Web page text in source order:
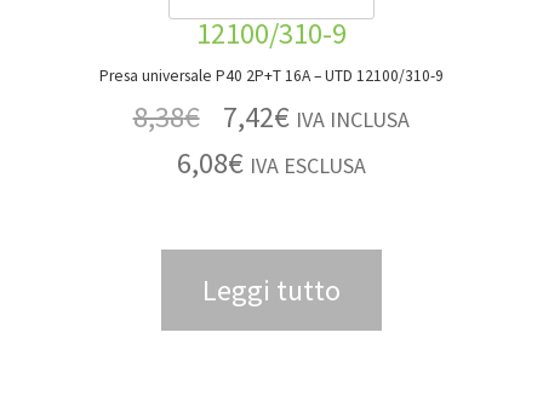
Presa universale P40 2P+T 16A – UTD 12100/310-9
8,38€ 7,42€ IVA INCLUSA
6,08€ IVA ESCLUSA
Leggi tutto